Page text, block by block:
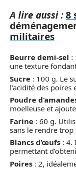
A lire aussi :8
militaires
Beurre demi-sel :
une texture
Sucre : 100 g. Le
l’acidité des
Poudre
moelleuse et
Farine : 60 g.
sans le rendre trop
Blancs d’œufs : 4.
permettant
Poires : 2,